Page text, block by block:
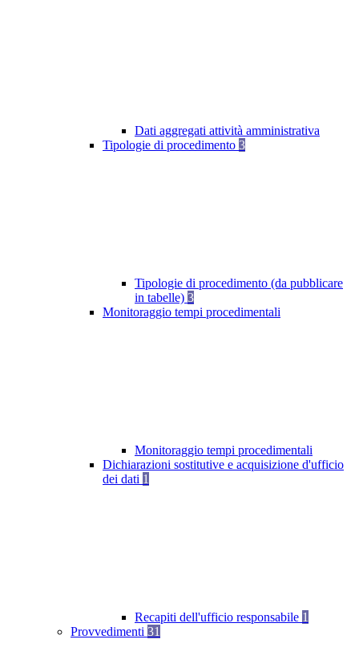
Dati aggregati attività amministrativa
Tipologie di procedimento 3
Tipologie di procedimento (da pubblicare
in tabelle) 3
Monitoraggio tempi procedimentali
Monitoraggio tempi procedimentali
Dichiarazioni sostitutive e acquisizione d'ufficio
dei dati 1
Recapiti dell'ufficio responsabile 1
Provvedimenti 31